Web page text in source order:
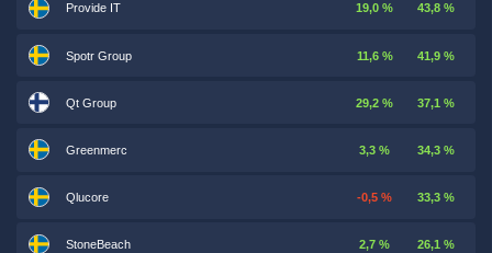
Provide IT 19,0 % 43,8 %
Spotr Group 11,6 % 41,9 %
Qt Group 29,2 % 37,1 %
Greenmerc 3,3 % 34,3 %
Qlucore -0,5 % 33,3 %
StoneBeach 2,7 % 26,1 %